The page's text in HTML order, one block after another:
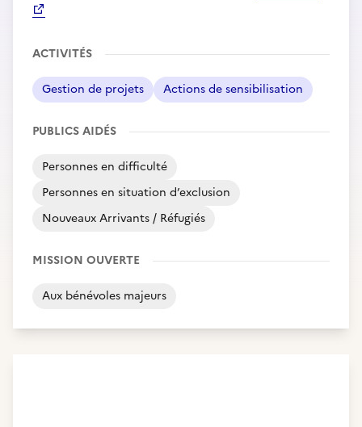
ACTIVITÉS
Gestion de projets Actions de sensibilisation
PUBLICS AIDÉS
Personnes en difficulté
Personnes en situation d’exclusion
Nouveaux Arrivants / Réfugiés
MISSION OUVERTE
Aux bénévoles majeurs